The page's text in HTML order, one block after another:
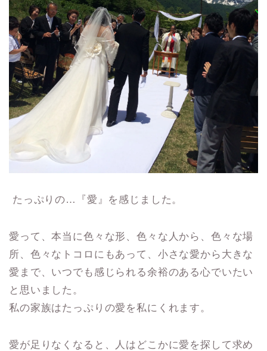
たっぷりの…『愛』を感じました。
愛って、本当に色々な形、色々な人から、色々な場
所、色々なトコロにもあって、小さな愛から大きな
愛まで、いつでも感じられる余裕のある心でいたい
と思いました。
私の家族はたっぷりの愛を私にくれます。
愛が足りなくなると、人はどこかに愛を探して求め